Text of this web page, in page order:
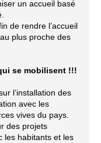
un accueil basé
de rendre l’accueil
plus proche des
se mobilisent !!!
l’installation des
avec les
vives du pays.
des projets
les habitants et les